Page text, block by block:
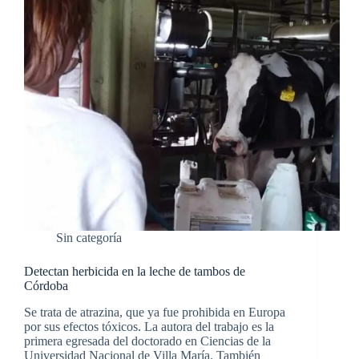
Sin categoría
Detectan herbicida en la leche de tambos de
Córdoba
Se trata de atrazina, que ya fue prohibida en Europa
por sus efectos tóxicos. La autora del trabajo es la
primera egresada del doctorado en Ciencias de la
Universidad Nacional de Villa María. También